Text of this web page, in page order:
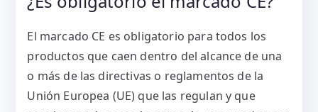
El marcado CE es obligatorio para todos los
productos que caen dentro del alcance de una
o más de las directivas o reglamentos de la
Unión Europea (UE) que las regulan y que